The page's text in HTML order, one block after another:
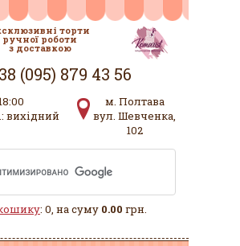
торти
ручної роботи
з доставкою
(095) 879 43 56
вихідний
м. Полтава
вул. Шевченка,
102
: 0, на суму 0.00 грн.